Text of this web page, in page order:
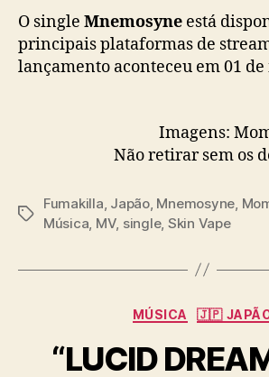
O single Mnemosyne está
principais plataformas de
lançamento aconteceu em 01 de
Imagens:
Não retirar sem os
T
s
Fumakilla, Japão, Mnemosyne,
Música, MV, single, Skin Vape
C
t
e
MÚSICA 🇯🇵
“LUCID